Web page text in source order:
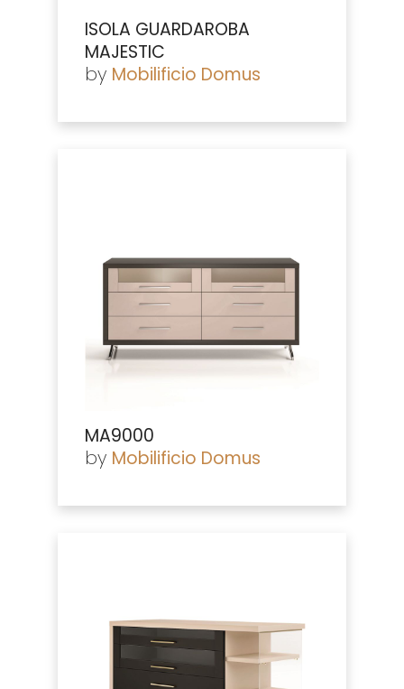
ISOLA GUARDAROBA
MAJESTIC
by Mobilificio Domus
MA9000
by Mobilificio Domus